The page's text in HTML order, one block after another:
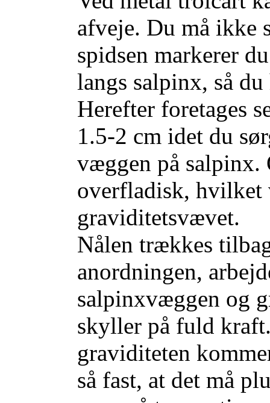
afveje. Du må ikke
spidsen markerer
langs salpinx, så
Herefter foretages
1.5-2 cm idet du
væggen på
overfladisk, hvilket
graviditetsvævet.
Nålen trækkes
anordningen,
salpinxvæggen og
skyller på fuld
graviditeten
så fast, at det må